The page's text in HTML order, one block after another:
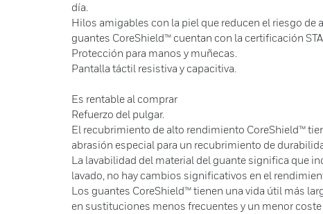
día.
Hilos amigables con la piel que reducen el riesgo de
guantes CoreShield™ cuentan con la certificación
Protección para manos y muñecas.
Pantalla táctil resistiva y capacitiva.
Es rentable al comprar
Refuerzo del pulgar.
El recubrimiento de alto rendimiento CoreShield™
abrasión especial para un recubrimiento de
La lavabilidad del material del guante significa que
lavado, no hay cambios significativos en el
Los guantes CoreShield™ tienen una vida útil más
en sustituciones menos frecuentes y un menor